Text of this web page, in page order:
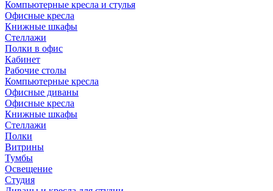
Компьютерные кресла и стулья
Офисные кресла
Книжные шкафы
Стеллажи
Полки в офис
Кабинет
Рабочие столы
Компьютерные кресла
Офисные диваны
Офисные кресла
Книжные шкафы
Стеллажи
Полки
Витрины
Тумбы
Освещение
Студия